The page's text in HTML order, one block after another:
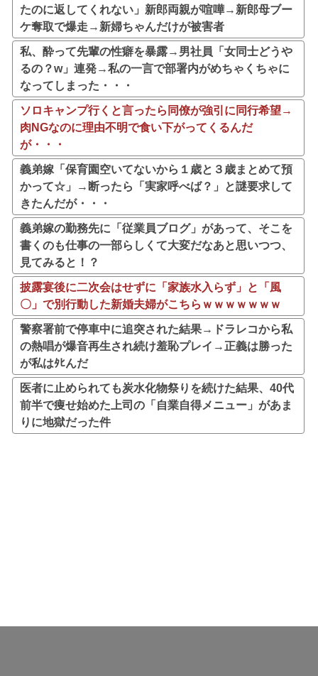
たのに返してくれない」新郎両親が喧嘩→新郎母ブー
ケ奪取で爆走→新婦ちゃんだけが被害者
私、酔って先輩の性癖を暴露→男社員「女同士どうや
るの？w」連発→私の一言で部署内がめちゃくちゃに
なってしまった・・・
ソロキャンプ行くと言ったら同僚が強引に同行希望→
肉NGなのに理由不明で食い下がってくるんだ
が・・・
義弟嫁「保育園空いてないから１歳と３歳まとめて預
かって☆」→断ったら「実家呼べば？」と謎要求して
きたんだが・・・
義弟嫁の勤務先に「従業員ブログ」があって、そこを
書くのも仕事の一部らしくて大変だなあと思いつつ、
見てみると！？
披露宴後に二次会はせずに「家族水入らず」と「風
〇」で別行動した新婚夫婦がこちらｗｗｗｗｗｗｗ
警察署前で停車中に追突された結果→ドラレコから私
の熱唱が爆音再生され続け羞恥プレイ→正義は勝った
が私はﾀﾋんだ
医者に止められても炭水化物祭りを続けた結果、40代
前半で痩せ始めた上司の「自業自得メニュー」があま
りに地獄だった件